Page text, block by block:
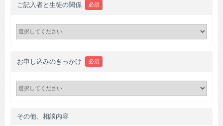
ご記入者と生徒の関係 必須
お申し込みのきっかけ 必須
その他、相談内容